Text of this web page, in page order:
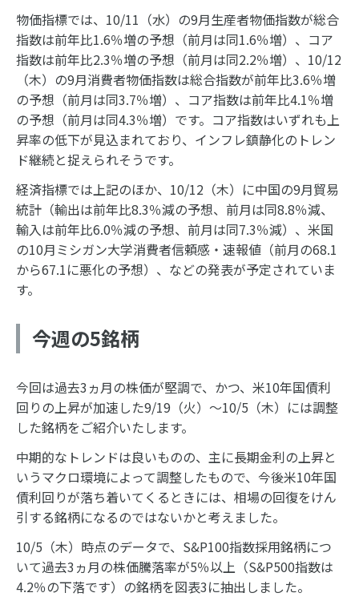
物価指標では、10/11（水）の9月生産者物価指数が総合
指数は前年比1.6％増の予想（前月は同1.6％増）、コア
指数は前年比2.3％増の予想（前月は同2.2％増）、10/12
（木）の9月消費者物価指数は総合指数が前年比3.6％増
の予想（前月は同3.7％増）、コア指数は前年比4.1％増
の予想（前月は同4.3％増）です。コア指数はいずれも上
昇率の低下が見込まれており、インフレ鎮静化のトレン
ド継続と捉えられそうです。
経済指標では上記のほか、10/12（木）に中国の9月貿易
統計（輸出は前年比8.3％減の予想、前月は同8.8％減、
輸入は前年比6.0％減の予想、前月は同7.3％減）、米国
の10月ミシガン大学消費者信頼感・速報値（前月の68.1
から67.1に悪化の予想）、などの発表が予定されていま
す。
今週の5銘柄
今回は過去3ヵ月の株価が堅調で、かつ、米10年国債利
回りの上昇が加速した9/19（火）～10/5（木）には調整
した銘柄をご紹介いたします。
中期的なトレンドは良いものの、主に長期金利の上昇と
いうマクロ環境によって調整したもので、今後米10年国
債利回りが落ち着いてくるときには、相場の回復をけん
引する銘柄になるのではないかと考えました。
10/5（木）時点のデータで、S&P100指数採用銘柄につ
いて過去3ヵ月の株価騰落率が5％以上（S&P500指数は
4.2％の下落です）の銘柄を図表3に抽出しました。